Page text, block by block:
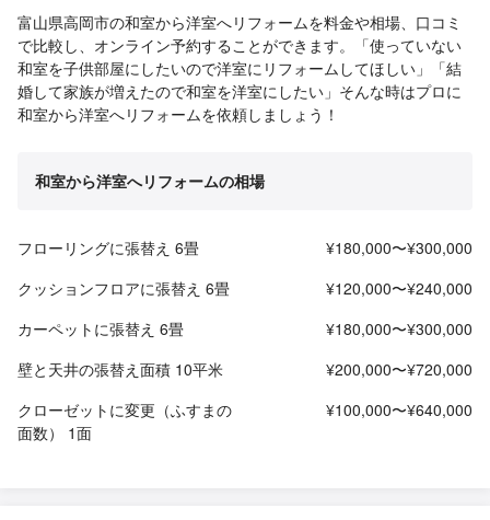
富山県高岡市の和室から洋室へリフォームを料金や相場、口コミ
で比較し、オンライン予約することができます。「使っていない
和室を子供部屋にしたいので洋室にリフォームしてほしい」「結
婚して家族が増えたので和室を洋室にしたい」そんな時はプロに
和室から洋室へリフォームを依頼しましょう！
和室から洋室へリフォームの相場
フローリングに張替え 6畳
¥180,000〜¥300,000
クッションフロアに張替え 6畳
¥120,000〜¥240,000
カーペットに張替え 6畳
¥180,000〜¥300,000
壁と天井の張替え面積 10平米
¥200,000〜¥720,000
クローゼットに変更（ふすまの
面数） 1面
¥100,000〜¥640,000